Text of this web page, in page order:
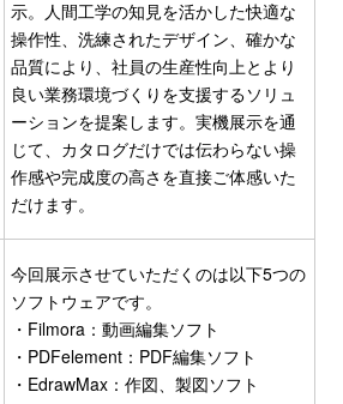
示。人間工学の知見を活かした快適な
操作性、洗練されたデザイン、確かな
品質により、社員の生産性向上とより
良い業務環境づくりを支援するソリュ
ーションを提案します。実機展示を通
じて、カタログだけでは伝わらない操
作感や完成度の高さを直接ご体感いた
だけます。
今回展示させていただくのは以下5つの
ソフトウェアです。
・Filmora：動画編集ソフト
・PDFelement：PDF編集ソフト
・EdrawMax：作図、製図ソフト